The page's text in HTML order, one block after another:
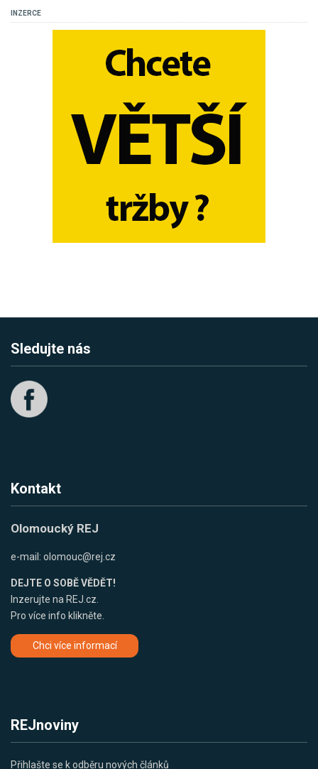
INZERCE
Sledujte nás
Kontakt
Olomoucký REJ
e-mail: olomouc@rej.cz
DEJTE O SOBĚ VĚDĚT!
Inzerujte na REJ.cz.
Pro více info klikněte.
Chci více informací
REJnoviny
Přihlašte se k odběru nových článků